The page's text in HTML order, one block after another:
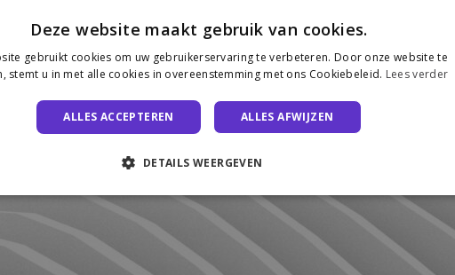
Deze website maakt gebruik van cookies.
gebruikt cookies om uw gebruikerservaring te verbeteren. Door onze website te
stemt u in met alle cookies in overeenstemming met ons Cookiebeleid. Lees verder
ALLES ACCEPTEREN ALLES AFWIJZEN
DETAILS WEERGEVEN